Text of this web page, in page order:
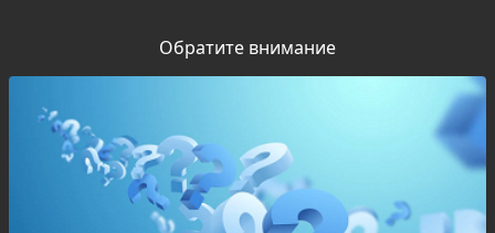
Обратите внимание